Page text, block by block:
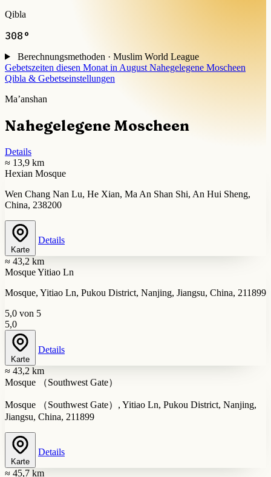
Qibla
308°
Berechnungsmethoden · Muslim World League
Gebetszeiten diesen Monat in August Nahegelegene Moscheen
Qibla & Gebetseinstellungen
Ma’anshan
Nahegelegene Moscheen
Details
≈ 13,9 km
Hexian Mosque
Wen Chang Nan Lu, He Xian, Ma An Shan Shi, An Hui Sheng,
China, 238200
Karte
Details
≈ 43,2 km
Mosque Yitiao Ln
Mosque, Yitiao Ln, Pukou District, Nanjing, Jiangsu, China, 211899
5,0 von 5
5,0
Karte
Details
≈ 43,2 km
Mosque （Southwest Gate）
Mosque （Southwest Gate）, Yitiao Ln, Pukou District, Nanjing,
Jiangsu, China, 211899
Karte
Details
≈ 45,7 km